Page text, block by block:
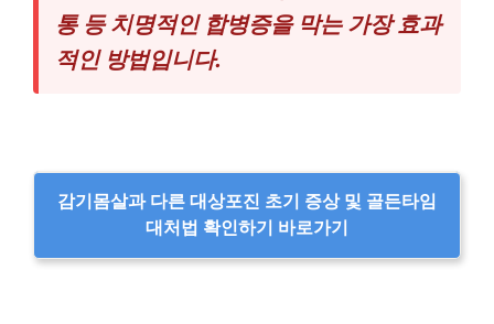
통 등 치명적인 합병증을 막는 가장 효과
적인 방법입니다.
감기몸살과 다른 대상포진 초기 증상 및 골든타임
대처법 확인하기 바로가기